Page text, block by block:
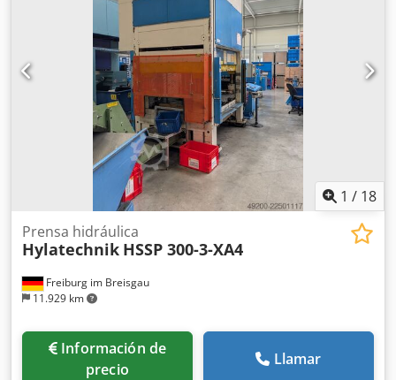
1 / 18
Freiburg im Breisgau
11.929 km
Prensa hidráulica
Hylatechnik HSSP 300-3-XA4
Información de
precio
Llamar